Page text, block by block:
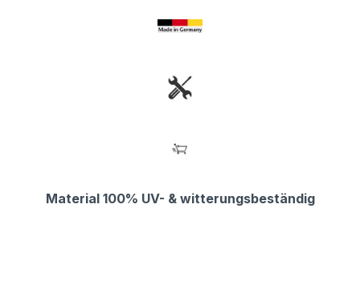
Material 100% UV- & witterungsbeständig